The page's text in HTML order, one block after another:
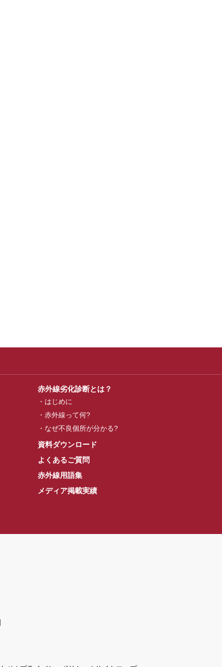
赤外線劣化診断とは？
はじめに
赤外線って何?
なぜ不良個所が分かる?
資料ダウンロード
よくあるご質問
赤外線用語集
メディア掲載実績